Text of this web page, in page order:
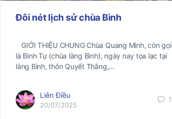
Đôi nét lịch sử chùa Bình
GIỚI THIỆU CHUNG Chùa Quang Minh, còn gọi
là Bình Tự (chùa làng Bình), ngày nay tọa lạc tại
làng Bình, thôn Quyết Thắng,…
Liên Điều
20/07/2025
1